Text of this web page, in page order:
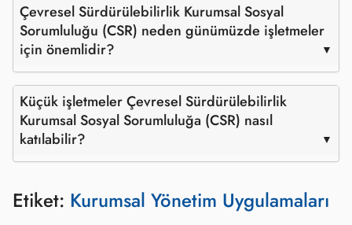
Çevresel Sürdürülebilirlik Kurumsal Sosyal
Sorumluluğu (CSR) neden günümüzde işletmeler
için önemlidir?
Küçük işletmeler Çevresel Sürdürülebilirlik
Kurumsal Sosyal Sorumluluğa (CSR) nasıl
katılabilir?
Etiket: Kurumsal Yönetim Uygulamaları